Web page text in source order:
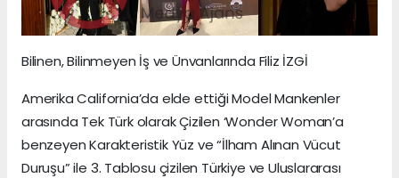
Bilinen, Bilinmeyen İş ve Ünvanlarında Filiz İZGİ
Amerika California’da elde ettiği Model Mankenler
arasında Tek Türk olarak Çizilen ‘Wonder Woman’a
benzeyen Karakteristik Yüz ve “İlham Alınan Vücut
Duruşu” ile 3. Tablosu çizilen Türkiye ve Uluslararası